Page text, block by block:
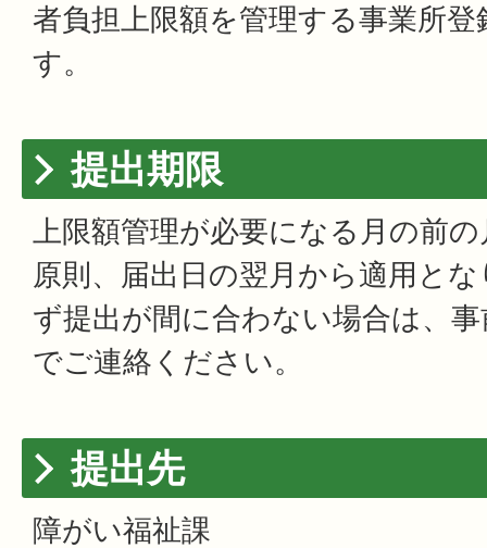
者負担上限額を管理する事業所
す。
提出期限
上限額管理が必要になる月の前
原則、届出日の翌月から適用と
ず提出が間に合わない場合は、
でご連絡ください。
提出先
障がい福祉課